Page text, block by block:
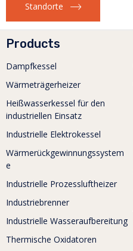
Standorte
Products
Dampfkessel
Wärmeträgerheizer
Heißwasserkessel für den
industriellen Einsatz
Industrielle Elektrokessel
Wärmerückgewinnungssystem
e
Industrielle Prozessluftheizer
Industriebrenner
Industrielle Wasseraufbereitung
Thermische Oxidatoren